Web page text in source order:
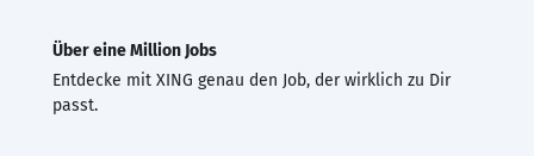
Über eine Million Jobs
Entdecke mit XING genau den Job, der wirklich zu Dir
passt.